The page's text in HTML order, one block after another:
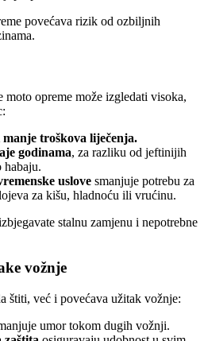
povećava rizik od ozbiljnih
moto opreme može izgledati visoka,
troškova liječenja.
godinama, za razliku od jeftinijih
habaju.
uslove smanjuje potrebu za
za kišu, hladnoću ili vrućinu.
stalnu zamjenu i nepotrebne
vožnje
štiti, već i povećava užitak vožnje:
umor tokom dugih vožnji.